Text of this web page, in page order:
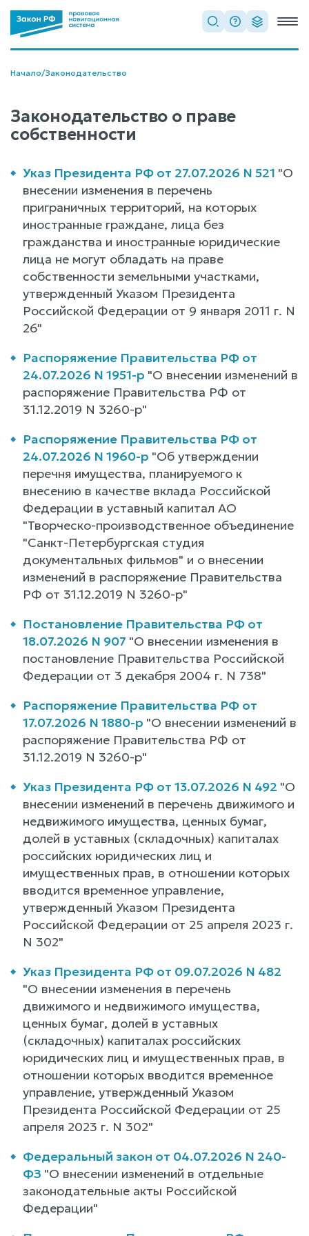
Начало/Законодательство
Законодательство о праве
собственности
Указ Президента РФ от 27.07.2026 N 521 "О
внесении изменения в перечень
приграничных территорий, на которых
иностранные граждане, лица без
гражданства и иностранные юридические
лица не могут обладать на праве
собственности земельными участками,
утвержденный Указом Президента
Российской Федерации от 9 января 2011 г. N
26"
Распоряжение Правительства РФ от
24.07.2026 N 1951-р "О внесении изменений в
распоряжение Правительства РФ от
31.12.2019 N 3260-р"
Распоряжение Правительства РФ от
24.07.2026 N 1960-р "Об утверждении
перечня имущества, планируемого к
внесению в качестве вклада Российской
Федерации в уставный капитал АО
"Творческо-производственное объединение
"Санкт-Петербургская студия
документальных фильмов" и о внесении
изменений в распоряжение Правительства
РФ от 31.12.2019 N 3260-р"
Постановление Правительства РФ от
18.07.2026 N 907 "О внесении изменения в
постановление Правительства Российской
Федерации от 3 декабря 2004 г. N 738"
Распоряжение Правительства РФ от
17.07.2026 N 1880-р "О внесении изменений в
распоряжение Правительства РФ от
31.12.2019 N 3260-р"
Указ Президента РФ от 13.07.2026 N 492 "О
внесении изменений в перечень движимого и
недвижимого имущества, ценных бумаг,
долей в уставных (складочных) капиталах
российских юридических лиц и
имущественных прав, в отношении которых
вводится временное управление,
утвержденный Указом Президента
Российской Федерации от 25 апреля 2023 г.
N 302"
Указ Президента РФ от 09.07.2026 N 482
"О внесении изменения в перечень
движимого и недвижимого имущества,
ценных бумаг, долей в уставных
(складочных) капиталах российских
юридических лиц и имущественных прав, в
отношении которых вводится временное
управление, утвержденный Указом
Президента Российской Федерации от 25
апреля 2023 г. N 302"
Федеральный закон от 04.07.2026 N 240-
ФЗ "О внесении изменений в отдельные
законодательные акты Российской
Федерации"